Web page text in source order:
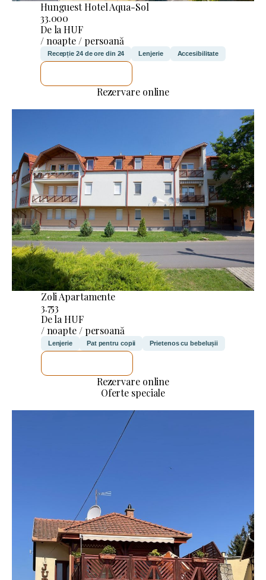
Hunguest Hotel Aqua-Sol
33.000
De la HUF
/ noapte / persoană
Recepție 24 de ore din 24 Lenjerie Accesibilitate
Rezervare online
Zoli Apartamente
3.753
De la HUF
/ noapte / persoană
Lenjerie Pat pentru copii Prietenos cu bebelușii
Rezervare online
Oferte speciale